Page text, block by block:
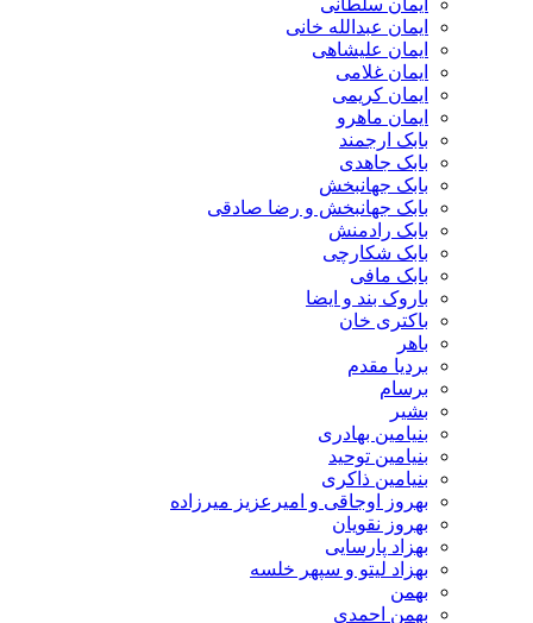
ایمان سلطانی
ایمان عبدالله خانی
ایمان علیشاهی
ایمان غلامی
ایمان کریمی
ایمان ماهرو
بابک ارجمند
بابک جاهدی
بابک جهانبخش
بابک جهانبخش و رضا صادقی
بابک رادمنش
بابک شکارچی
بابک مافی
باروک بند و ایضا
باکتری خان
باهر
بردیا مقدم
برسام
بشیر
بنیامین بهادری
بنیامین توحید
بنیامین ذاکری
بهروز اوجاقی و امیرعزیز میرزاده
بهروز نقویان
بهزاد پارسایی
بهزاد لیتو و سپهر خلسه
بهمن
بهمن احمدی